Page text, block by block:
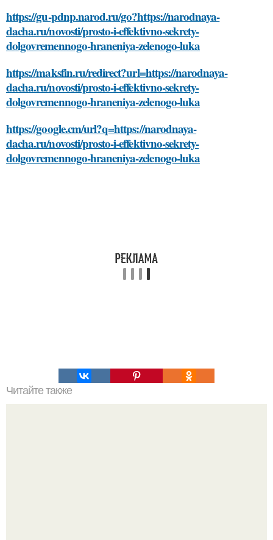
https://gu-pdnp.narod.ru/go?https://narodnaya-
dacha.ru/novosti/prosto-i-effektivno-sekrety-
dolgovremennogo-hraneniya-zelenogo-luka
https://maksfin.ru/redirect?url=https://narodnaya-
dacha.ru/novosti/prosto-i-effektivno-sekrety-
dolgovremennogo-hraneniya-zelenogo-luka
https://google.cm/url?q=https://narodnaya-
dacha.ru/novosti/prosto-i-effektivno-sekrety-
dolgovremennogo-hraneniya-zelenogo-luka
Читайте также